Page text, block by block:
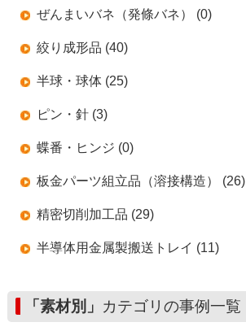
ぜんまいバネ（発條バネ） (0)
絞り成形品 (40)
半球・球体 (25)
ピン・針 (3)
蝶番・ヒンジ (0)
板金パーツ組立品（溶接構造） (26)
精密切削加工品 (29)
半導体用金属製搬送トレイ (11)
「素材別」 カテゴリの事例一覧